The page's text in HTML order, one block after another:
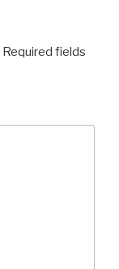
Required fields